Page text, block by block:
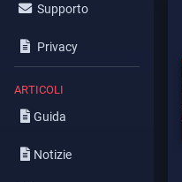
Supporto
Privacy
ARTICOLI
Guida
Notizie